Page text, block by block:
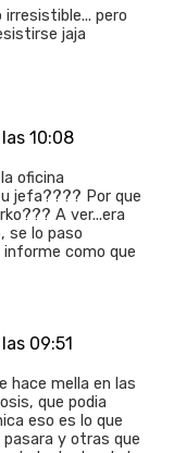
pero
jaja
10:08
oficina
jefa???? Por que
A ver...era
se lo paso
informe como que
09:51
hace mella en las
que podia
eso es lo que
y otras que